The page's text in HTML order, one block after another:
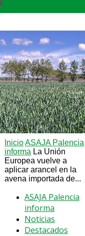
InicioASAJA Palencia
informa La Unión
Europea vuelve a
aplicar arancel en la
avena importada de...
ASAJA Palencia
informa
Noticias
Destacados